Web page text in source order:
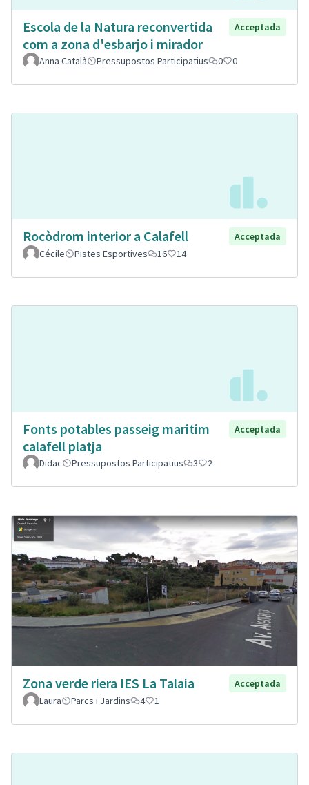
Escola de la Natura reconvertida
com a zona d'esbarjo i mirador
Acceptada
Anna Català Pressupostos Participatius 0 0
Rocòdrom interior a Calafell
Acceptada
Cécile
Pistes Esportives 16 14
Fonts potables passeig maritim
calafell platja
Acceptada
Didac Pressupostos Participatius 3 2
Zona verde riera IES La Talaia
Acceptada
Laura
Parcs i Jardins 4 1